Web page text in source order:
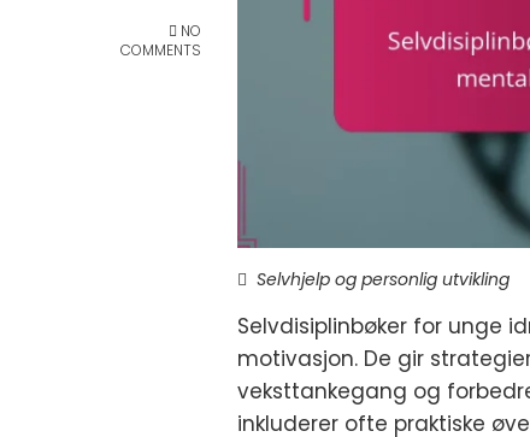
NO
COMMENTS
Selvhjelp og personlig utvikling
Selvdisiplinbøker for unge
motivasjon. De gir
veksttankegang og
inkluderer ofte praktiske